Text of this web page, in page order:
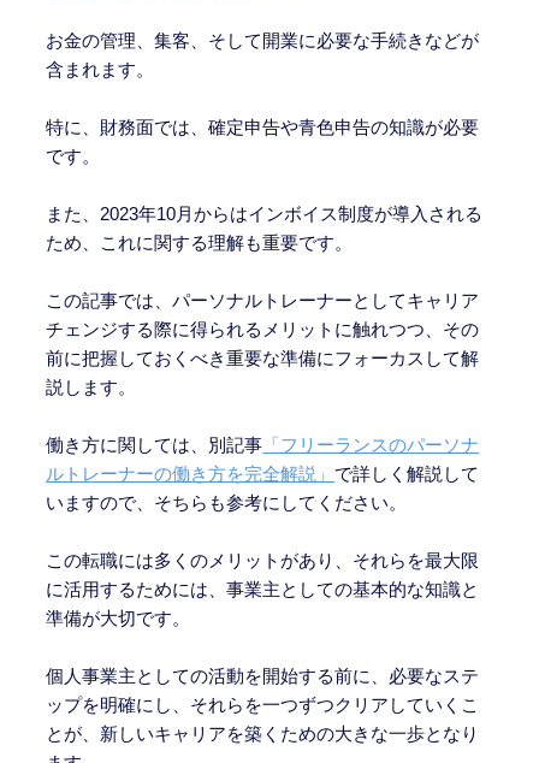
お金の管理、集客、そして開業に必要な手続きなどが
含まれます。
特に、財務面では、確定申告や青色申告の知識が必要
です。
また、2023年10月からはインボイス制度が導入される
ため、これに関する理解も重要です。
この記事では、パーソナルトレーナーとしてキャリア
チェンジする際に得られるメリットに触れつつ、その
前に把握しておくべき重要な準備にフォーカスして解
説します。
働き方に関しては、別記事 「フリーランスのパーソナ
ルトレーナーの働き方を完全解説」 で詳しく解説して
いますので、そちらも参考にしてください。
この転職には多くのメリットがあり、それらを最大限
に活用するためには、事業主としての基本的な知識と
準備が大切です。
個人事業主としての活動を開始する前に、必要なステ
ップを明確にし、それらを一つずつクリアしていくこ
とが、新しいキャリアを築くための大きな一歩となり